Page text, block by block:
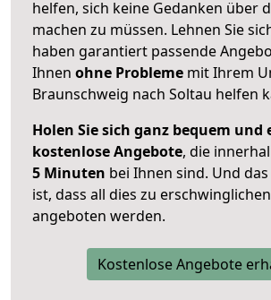
helfen, sich keine Gedanken über
machen zu müssen. Lehnen Sie
haben garantiert passende
Ihnen ohne Probleme mit Ihrem
Braunschweig nach Soltau helfen
Holen Sie sich ganz bequem und
kostenlose Angebote, die
5 Minuten bei Ihnen sind. Und
ist, dass all dies zu
angeboten werden.
Kostenlose Angebote